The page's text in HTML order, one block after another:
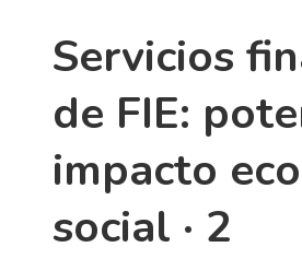
Servicios
de FIE:
impacto
social · 2